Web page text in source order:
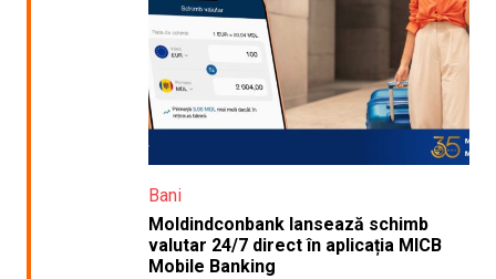
Bani
Moldindconbank lansează schimb
valutar 24/7 direct în aplicația MICB
Mobile Banking